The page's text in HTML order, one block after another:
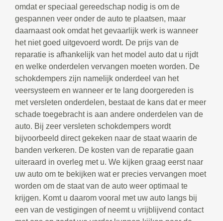
omdat er speciaal gereedschap nodig is om de
gespannen veer onder de auto te plaatsen, maar
daarnaast ook omdat het gevaarlijk werk is wanneer
het niet goed uitgevoerd wordt. De prijs van de
reparatie is afhankelijk van het model auto dat u rijdt
en welke onderdelen vervangen moeten worden. De
schokdempers zijn namelijk onderdeel van het
veersysteem en wanneer er te lang doorgereden is
met versleten onderdelen, bestaat de kans dat er meer
schade toegebracht is aan andere onderdelen van de
auto. Bij zeer versleten schokdempers wordt
bijvoorbeeld direct gekeken naar de staat waarin de
banden verkeren. De kosten van de reparatie gaan
uiteraard in overleg met u. We kijken graag eerst naar
uw auto om te bekijken wat er precies vervangen moet
worden om de staat van de auto weer optimaal te
krijgen. Komt u daarom vooral met uw auto langs bij
een van de vestigingen of neemt u vrijblijvend contact